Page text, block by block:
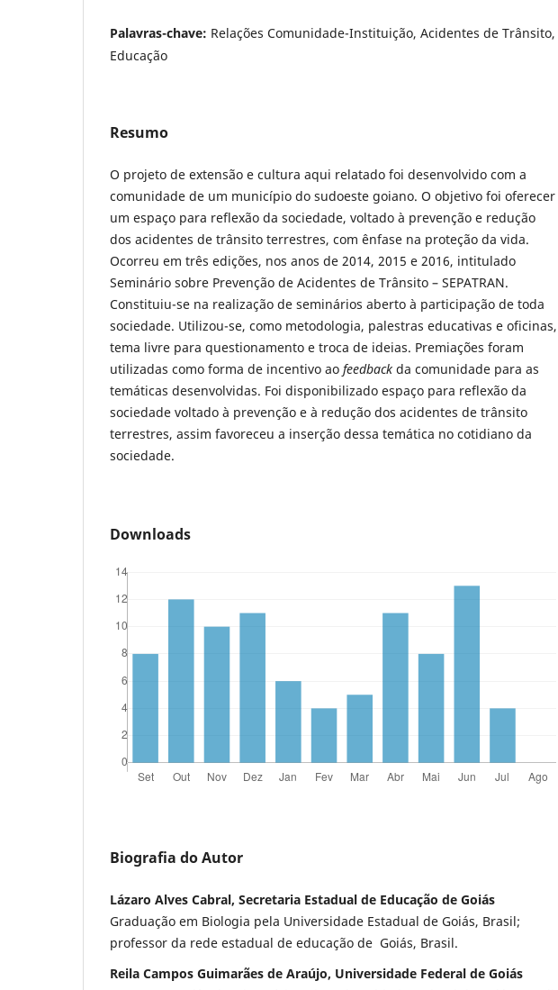
Palavras-chave: Relações Comunidade-Instituição, Acidentes de Trânsito,
Educação
Resumo
O projeto de extensão e cultura aqui relatado foi desenvolvido com a
comunidade de um município do sudoeste goiano. O objetivo foi oferecer
um espaço para reflexão da sociedade, voltado à prevenção e redução
dos acidentes de trânsito terrestres, com ênfase na proteção da vida.
Ocorreu em três edições, nos anos de 2014, 2015 e 2016, intitulado
Seminário sobre Prevenção de Acidentes de Trânsito – SEPATRAN.
Constituiu-se na realização de seminários aberto à participação de toda
sociedade. Utilizou-se, como metodologia, palestras educativas e oficinas,
tema livre para questionamento e troca de ideias. Premiações foram
utilizadas como forma de incentivo ao feedback da comunidade para as
temáticas desenvolvidas. Foi disponibilizado espaço para reflexão da
sociedade voltado à prevenção e à redução dos acidentes de trânsito
terrestres, assim favoreceu a inserção dessa temática no cotidiano da
sociedade.
Downloads
Biografia do Autor
Lázaro Alves Cabral, Secretaria Estadual de Educação de Goiás
Graduação em Biologia pela Universidade Estadual de Goiás, Brasil;
professor da rede estadual de educação de Goiás, Brasil.
Reila Campos Guimarães de Araújo, Universidade Federal de Goiás